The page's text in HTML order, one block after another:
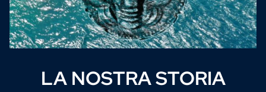
LA NOSTRA STORIA